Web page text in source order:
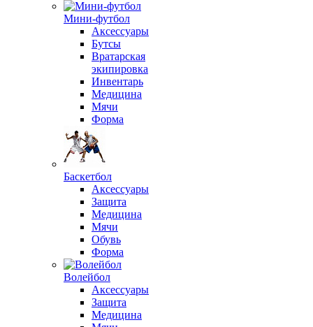
Мини-футбол
Аксессуары
Бутсы
Вратарская
экипировка
Инвентарь
Медицина
Мячи
Форма
Баскетбол
Аксессуары
Защита
Медицина
Мячи
Обувь
Форма
Волейбол
Аксессуары
Защита
Медицина